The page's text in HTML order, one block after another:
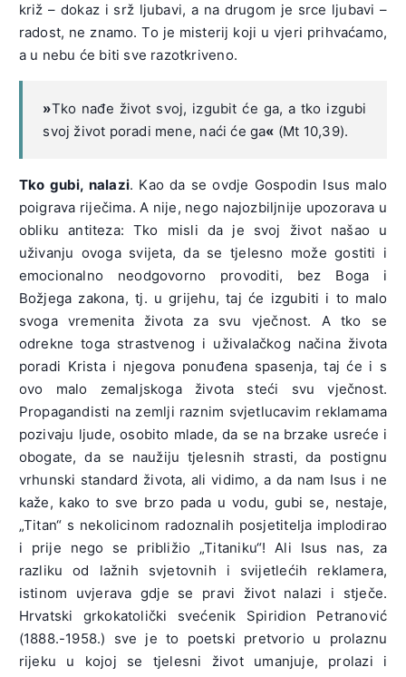
križ – dokaz i srž ljubavi, a na drugom je srce ljubavi –
radost, ne znamo. To je misterij koji u vjeri prihvaćamo,
a u nebu će biti sve razotkriveno.
»Tko nađe život svoj, izgubit će ga, a tko izgubi
svoj život poradi mene, naći će ga« (Mt 10,39).
Tko gubi, nalazi. Kao da se ovdje Gospodin Isus malo
poigrava riječima. A nije, nego najozbiljnije upozorava u
obliku antiteza: Tko misli da je svoj život našao u
uživanju ovoga svijeta, da se tjelesno može gostiti i
emocionalno neodgovorno provoditi, bez Boga i
Božjega zakona, tj. u grijehu, taj će izgubiti i to malo
svoga vremenita života za svu vječnost. A tko se
odrekne toga strastvenog i uživalačkog načina života
poradi Krista i njegova ponuđena spasenja, taj će i s
ovo malo zemaljskoga života steći svu vječnost.
Propagandisti na zemlji raznim svjetlucavim reklamama
pozivaju ljude, osobito mlade, da se na brzake usreće i
obogate, da se naužiju tjelesnih strasti, da postignu
vrhunski standard života, ali vidimo, a da nam Isus i ne
kaže, kako to sve brzo pada u vodu, gubi se, nestaje,
„Titan“ s nekolicinom radoznalih posjetitelja implodirao
i prije nego se približio „Titaniku“! Ali Isus nas, za
razliku od lažnih svjetovnih i svijetlećih reklamera,
istinom uvjerava gdje se pravi život nalazi i stječe.
Hrvatski grkokatolički svećenik Spiridion Petranović
(1888.-1958.) sve je to poetski pretvorio u prolaznu
rijeku u kojoj se tjelesni život umanjuje, prolazi i